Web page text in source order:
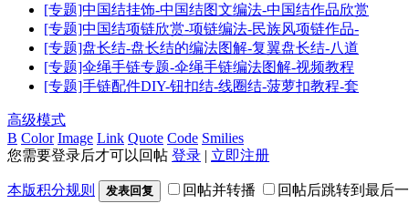
[专题]中国结挂饰-中国结图文编法-中国结作品欣赏
[专题]中国结项链欣赏-项链编法-民族风项链作品-
[专题]盘长结-盘长结的编法图解-复翼盘长结-八道
[专题]伞绳手链专题-伞绳手链编法图解-视频教程
[专题]手链配件DIY-钮扣结-线圈结-菠萝扣教程-套
高级模式
B Color Image Link Quote Code Smilies
您需要登录后才可以回帖 登录 | 立即注册
本版积分规则 发表回复 回帖并转播 回帖后跳转到最后